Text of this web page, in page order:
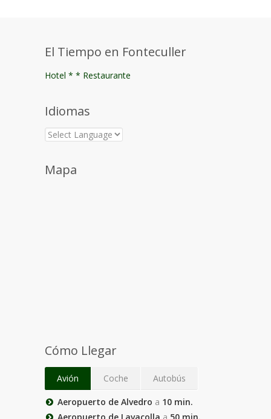
El Tiempo en Fonteculler
Hotel * * Restaurante
Idiomas
Mapa
Cómo Llegar
Avión Coche Autobús
Aeropuerto de Alvedro a 10 min.